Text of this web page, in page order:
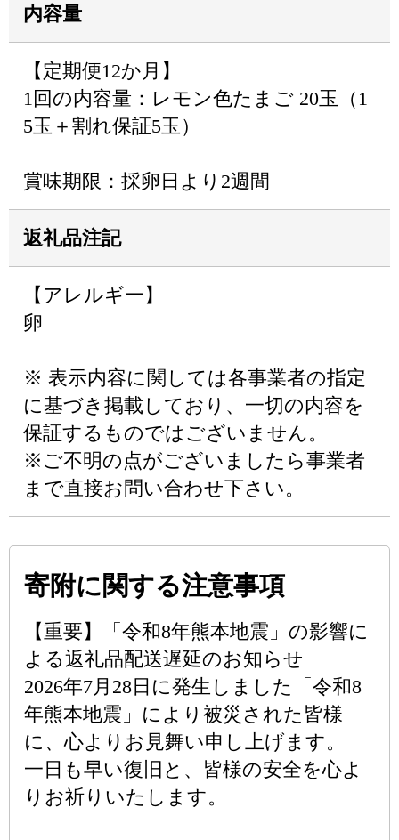
内容量
【定期便12か月】
1回の内容量：レモン色たまご 20玉（1
5玉＋割れ保証5玉）
賞味期限：採卵日より2週間
返礼品注記
【アレルギー】
卵
※ 表示内容に関しては各事業者の指定
に基づき掲載しており、一切の内容を
保証するものではございません。
※ご不明の点がございましたら事業者
まで直接お問い合わせ下さい。
寄附に関する注意事項
【重要】「令和8年熊本地震」の影響に
よる返礼品配送遅延のお知らせ
2026年7月28日に発生しました「令和8
年熊本地震」により被災された皆様
に、心よりお見舞い申し上げます。
一日も早い復旧と、皆様の安全を心よ
りお祈りいたします。